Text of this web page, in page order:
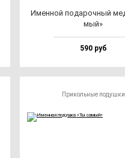
Имен­ной по­да­роч­ный
мый»
590 руб
Прикольные подушки